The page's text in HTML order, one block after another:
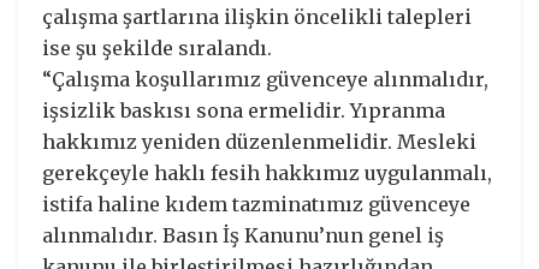
çalışma şartlarına ilişkin öncelikli talepleri
ise şu şekilde sıralandı.
“Çalışma koşullarımız güvenceye alınmalıdır,
işsizlik baskısı sona ermelidir. Yıpranma
hakkımız yeniden düzenlenmelidir. Mesleki
gerekçeyle haklı fesih hakkımız uygulanmalı,
istifa haline kıdem tazminatımız güvenceye
alınmalıdır. Basın İş Kanunu’nun genel iş